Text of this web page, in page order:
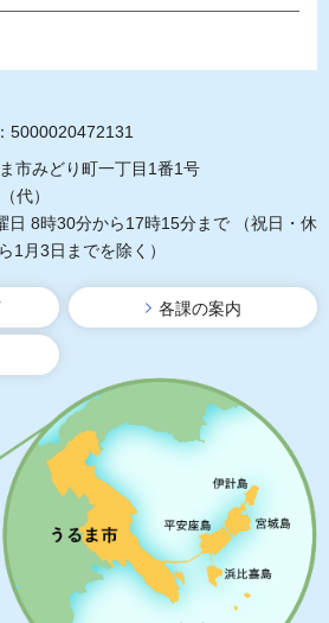
5000020472131
市みどり町一丁目1番1号
代）
日 8時30分から17時15分まで
（祝日・休
1月3日までを除く）
各課の案内